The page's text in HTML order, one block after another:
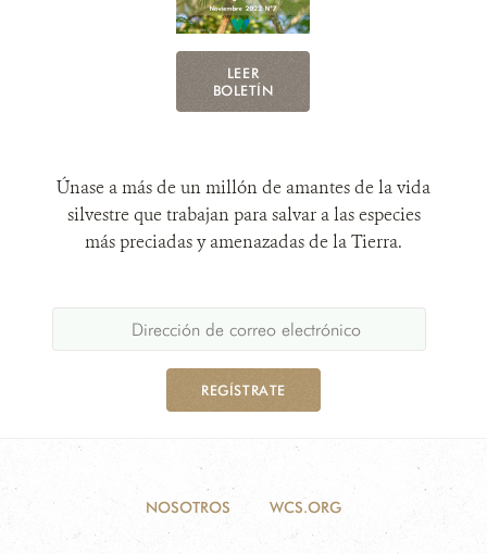
LEER
BOLETÍN
Únase a más de un millón de amantes de la vida
silvestre que trabajan para salvar a las especies
más preciadas y amenazadas de la Tierra.
REGÍSTRATE
NOSOTROS WCS.ORG